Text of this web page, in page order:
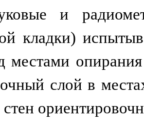
и
кладки)
местами
слой в
стен